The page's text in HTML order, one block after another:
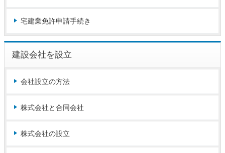
宅建業免許申請手続き
建設会社を設立
会社設立の方法
株式会社と合同会社
株式会社の設立